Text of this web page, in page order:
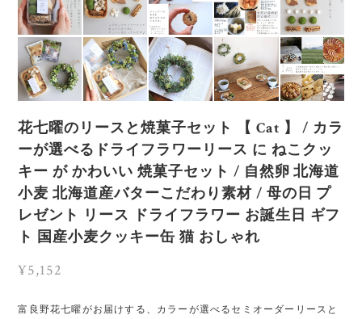
花七曜のリースと焼菓子セット 【 Cat 】 / カラ
ーが選べるドライフラワーリース に ねこクッ
キー が かわいい 焼菓子セット / 自然卵 北海道
小麦 北海道産バターこだわり素材 / 母の日 プ
レゼント リース ドライフラワー お誕生日 ギフ
ト 国産小麦クッキー缶 猫 おしゃれ
¥5,152
富良野花七曜がお届けする、カラーが選べるセミオーダーリースと